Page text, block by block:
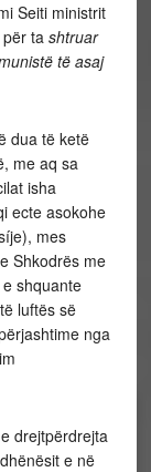
Seiti ministrit
ta shtruar
të asaj
dua të ketë
me aq sa
isha
ecte asokohe
mes
Shkodrës me
shquante
luftës së
nga
drejtpërdrejta
e në